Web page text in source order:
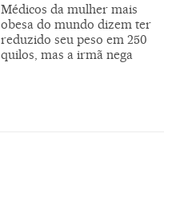
Médicos da mulher mais
obesa do mundo dizem ter
reduzido seu peso em 250
quilos, mas a irmã nega